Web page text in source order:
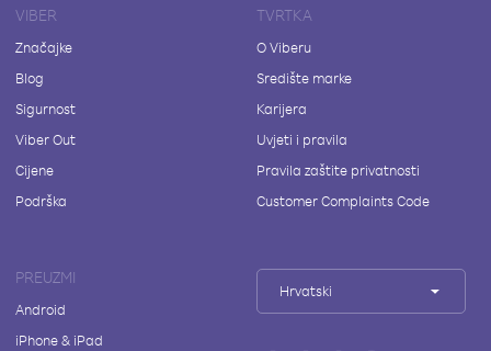
VIBER
Značajke
Blog
Sigurnost
Viber Out
Cijene
Podrška
TVRTKA
O Viberu
Središte marke
Karijera
Uvjeti i pravila
Pravila zaštite privatnosti
Customer Complaints Code
PREUZMI
Android
iPhone & iPad
Hrvatski